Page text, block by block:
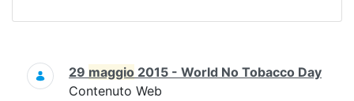
Ricerca
29 maggio 2015 - World No Tobacco Day
Contenuto Web